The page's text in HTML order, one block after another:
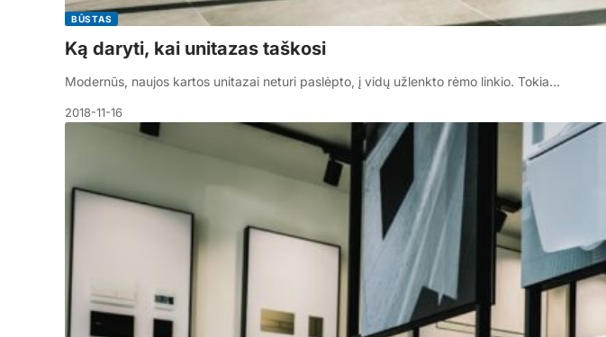
BŪSTAS
Ką daryti, kai unitazas taškosi
Modernūs, naujos kartos unitazai neturi paslėpto, į vidų užlenkto rėmo linkio. Tokia…
2018-11-16